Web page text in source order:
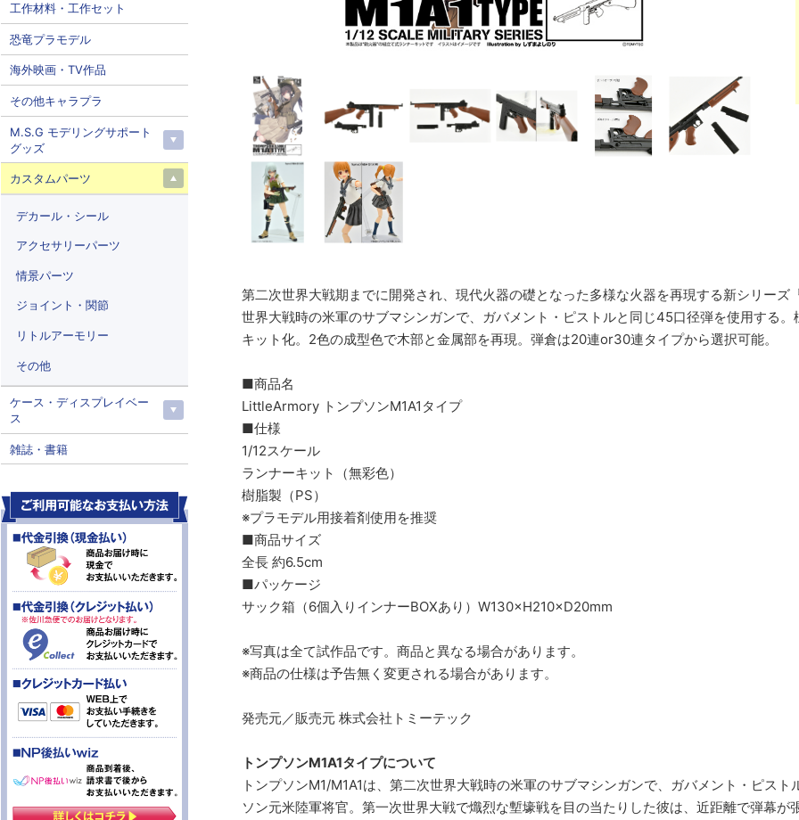
第二次世界大戦期までに開発され、現代火器の礎となった多様な火器を再現する新シリー
世界大戦時の米軍のサブマシンガンで、ガバメント・ピストルと同じ45口径弾を使用する
キット化。2色の成型色で木部と金属部を再現。弾倉は20連or30連タイプから選択可能。
■商品名
LittleArmory トンプソンM1A1タイプ
■仕様
1/12スケール
ランナーキット（無彩色）
樹脂製（PS）
※プラモデル用接着剤使用を推奨
■商品サイズ
全長 約6.5cm
■パッケージ
サック箱（6個入りインナーBOXあり）W130×H210×D20mm
※写真は全て試作品です。商品と異なる場合があります。
※商品の仕様は予告無く変更される場合があります。
発売元／販売元 株式会社トミーテック
トンプソンM1A1タイプについて
トンプソンM1/M1A1は、第二次世界大戦時の米軍のサブマシンガンで、ガバメント・ピス
ソン元米陸軍将官。第一次世界大戦で熾烈な塹壕戦を目の当たりした彼は、近距離で弾幕
工作材料・工作セット
恐竜プラモデル
海外映画・TV作品
その他キャラプラ
M.S.G モデリングサポート
グッズ
カスタムパーツ
デカール・シール
アクセサリーパーツ
情景パーツ
ジョイント・関節
リトルアーモリー
その他
ケース・ディスプレイベー
ス
雑誌・書籍